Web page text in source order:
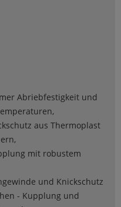
Abriebfestigkeit und
aus Thermoplast
mit robustem
und Knickschutz
- Kupplung und